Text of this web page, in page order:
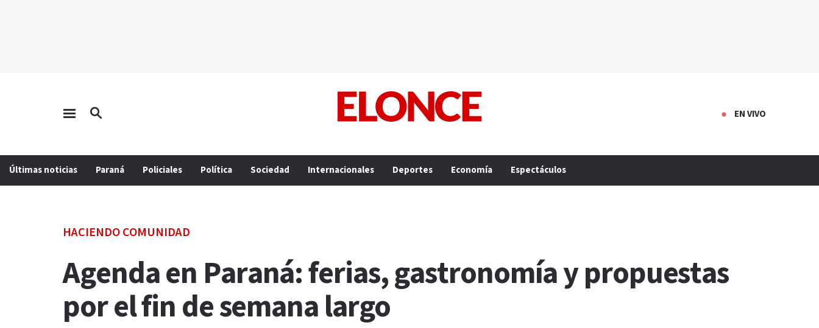
EN VIVO
Últimas noticias Paraná Policiales Política Sociedad Internacionales Deportes Economía Espectáculos
HACIENDO COMUNIDAD
Agenda en Paraná: ferias, gastronomía y propuestas
por el fin de semana largo